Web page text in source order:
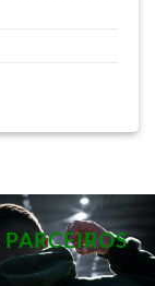
PARCEIROS